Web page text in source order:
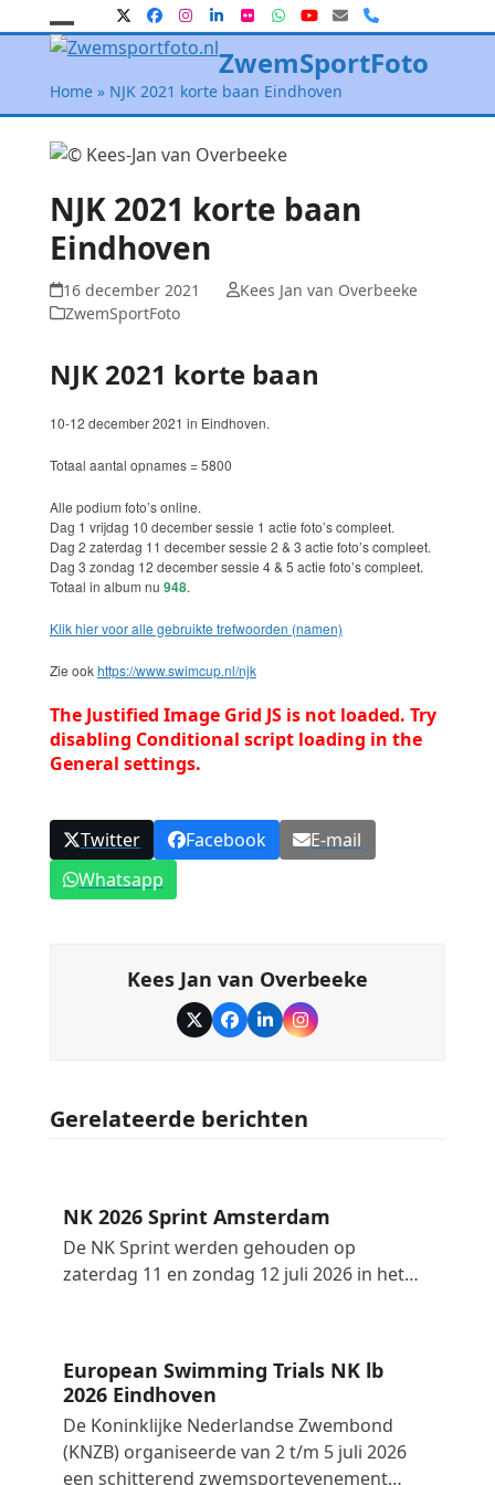
to
TwitterFacebook
Instagram
LinkedIn
FlickrWhatsapp
YouTube
E-
mail
Phone
Open
mobile
menu
Close
mobile
menu
ZwemSportFoto
Home» NJK 2021 korte baan Eindhoven
NJK 2021 korte baan
Eindhoven
16 december 2021
Kees Jan van Overbeeke
ZwemSportFoto
NJK 2021 korte baan
10-12 december 2021 in Eindhoven.
Totaal aantal opnames = 5800
Alle podium foto’s online.
Dag 1 vrijdag 10 december sessie 1 actie foto’s compleet.
Dag 2 zaterdag 11 december sessie 2 & 3 actie foto’s compleet.
Dag 3 zondag 12 december sessie 4 & 5 actie foto’s compleet.
Totaal in album nu 948.
Klik hier voor alle gebruikte trefwoorden (namen)
Zie ookhttps://www.swimcup.nl/njk
The Justified Image Grid JS is not loaded. Try
disabling Conditional script loading in the
General settings.
Twitter Facebook
E-mail
Whatsapp
Kees Jan van Overbeeke
TwitterFacebook
LinkedInInstagram
Gerelateerde berichten
NK 2026 Sprint Amsterdam
De NK Sprint werden gehouden op
zaterdag 11 en zondag 12 juli 2026 in het…
European Swimming Trials NK lb
2026 Eindhoven
De Koninklijke Nederlandse Zwembond
(KNZB) organiseerde van 2 t/m 5 juli 2026
een schitterend zwemsportevenement…